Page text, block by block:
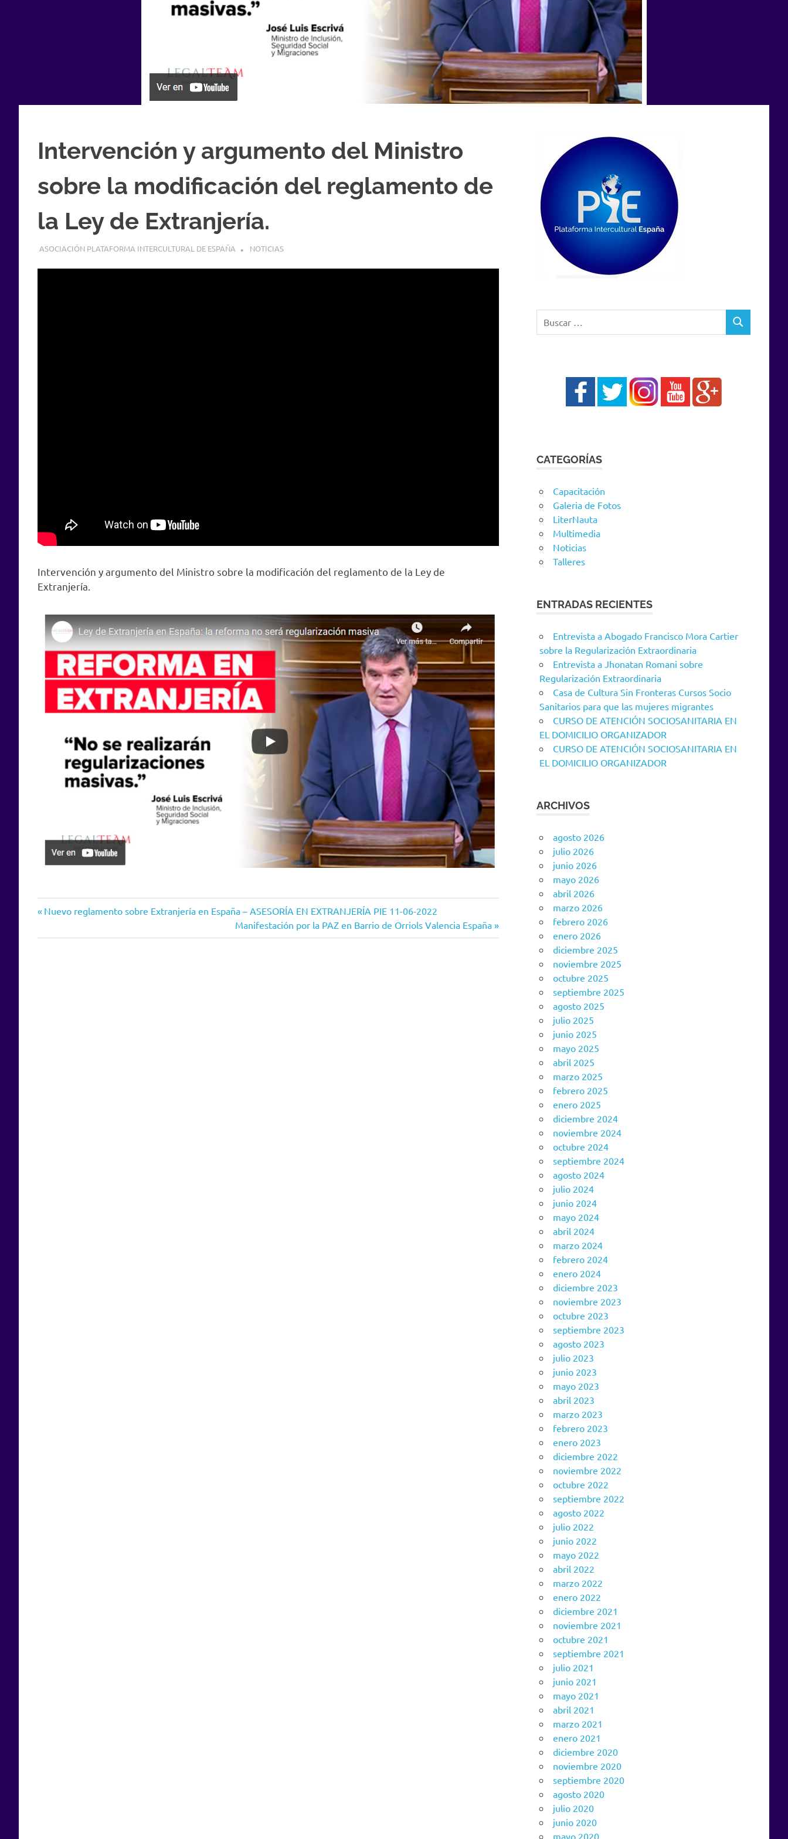
Intervención y argumento del Ministro
sobre la modificación del reglamento de
la Ley de Extranjería.
22 JUNIO, 2022
ASOCIACIÓN PLATAFORMA INTERCULTURAL DE ESPAÑA NOTICIAS
Intervención y argumento del Ministro sobre la modificación del reglamento de la Ley de
Extranjería.
Navegación
de
Entrada
Nuevo reglamento sobre Extranjería en España – ASESORÍA EN EXTRANJERÍA PIE 11-06-2022
Siguiente
entrada:
Manifestación por la PAZ en Barrio de Orriols Valencia España
BUSCAR
CATEGORÍAS
Capacitación
Galeria de Fotos
LiterNauta
Multimedia
Noticias
Talleres
ENTRADAS RECIENTES
Entrevista a Abogado Francisco Mora Cartier
sobre la Regularización Extraordinaria
Entrevista a Jhonatan Romani sobre
Regularización Extraordinaria
Casa de Cultura Sin Fronteras Cursos Socio
Sanitarios para que las mujeres migrantes
CURSO DE ATENCIÓN SOCIOSANITARIA EN
EL DOMICILIO ORGANIZADOR
CURSO DE ATENCIÓN SOCIOSANITARIA EN
EL DOMICILIO ORGANIZADOR
ARCHIVOS
agosto 2026
julio 2026
junio 2026
mayo 2026
abril 2026
marzo 2026
febrero 2026
enero 2026
diciembre 2025
noviembre 2025
octubre 2025
septiembre 2025
agosto 2025
julio 2025
junio 2025
mayo 2025
abril 2025
marzo 2025
febrero 2025
enero 2025
diciembre 2024
noviembre 2024
octubre 2024
septiembre 2024
agosto 2024
julio 2024
junio 2024
mayo 2024
abril 2024
marzo 2024
febrero 2024
enero 2024
diciembre 2023
noviembre 2023
octubre 2023
septiembre 2023
agosto 2023
julio 2023
junio 2023
mayo 2023
abril 2023
marzo 2023
febrero 2023
enero 2023
diciembre 2022
noviembre 2022
octubre 2022
septiembre 2022
agosto 2022
julio 2022
junio 2022
mayo 2022
abril 2022
marzo 2022
enero 2022
diciembre 2021
noviembre 2021
octubre 2021
septiembre 2021
julio 2021
junio 2021
mayo 2021
abril 2021
marzo 2021
enero 2021
diciembre 2020
noviembre 2020
septiembre 2020
agosto 2020
julio 2020
junio 2020
mayo 2020